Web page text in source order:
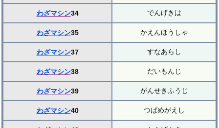
わざマシン34 でんげきは
わざマシン35 かえんほうしゃ
わざマシン37 すなあらし
わざマシン38 だいもんじ
わざマシン39 がんせきふうじ
わざマシン40 つばめがえし